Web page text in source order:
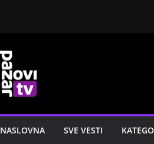
NASLOVNA SVE VESTI